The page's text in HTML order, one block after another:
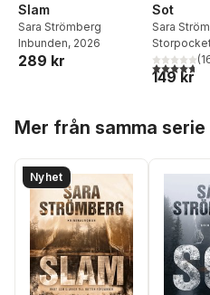
Slam
Sara Strömberg
Inbunden, 2026
289 kr
Sot
Sara
4,7utav 5(
149 kr
Mer från samma serie
Nyhet